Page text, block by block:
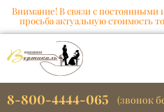
Внимание! В связи с
просьба актуальную стоимость
8-800-4444-065 (звонок